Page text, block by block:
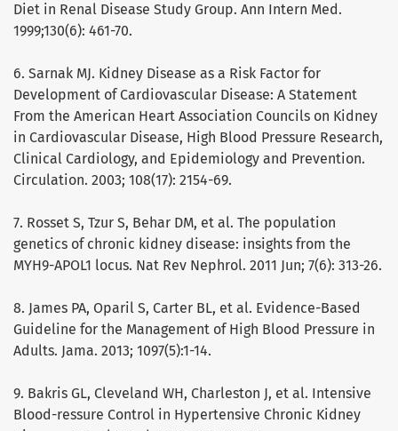
Diet in Renal Disease Study Group. Ann Intern Med.
1999;130(6): 461-70.
6. Sarnak MJ. Kidney Disease as a Risk Factor for
Development of Cardiovascular Disease: A Statement
From the American Heart Association Councils on Kidney
in Cardiovascular Disease, High Blood Pressure Research,
Clinical Cardiology, and Epidemiology and Prevention.
Circulation. 2003; 108(17): 2154-69.
7. Rosset S, Tzur S, Behar DM, et al. The population
genetics of chronic kidney disease: insights from the
MYH9-APOL1 locus. Nat Rev Nephrol. 2011 Jun; 7(6): 313-26.
8. James PA, Oparil S, Carter BL, et al. Evidence-Based
Guideline for the Management of High Blood Pressure in
Adults. Jama. 2013; 1097(5):1-14.
9. Bakris GL, Cleveland WH, Charleston J, et al. Intensive
Blood-ressure Control in Hypertensive Chronic Kidney